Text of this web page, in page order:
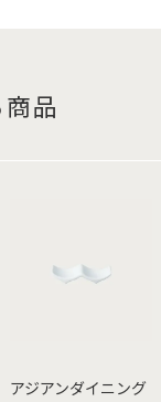
品
アジアンダイニング